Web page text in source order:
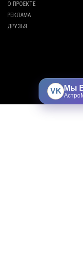
О ПРОЕКТЕ
РЕКЛАМА
ДРУЗЬЯ
VK Мы